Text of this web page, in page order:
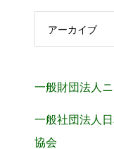
アーカイブ
一般財団法人
一般社団法人
協会